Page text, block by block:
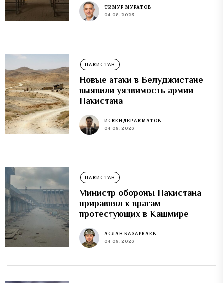
ТИМУР МУРАТОВ
04.08.2026
ПАКИСТАН
Новые атаки в Белуджистане
выявили уязвимость армии
Пакистана
ИСКЕНДЕР АКМАТОВ
04.08.2026
ПАКИСТАН
Министр обороны Пакистана
приравнял к врагам
протестующих в Кашмире
АСЛАН БАЗАРБАЕВ
04.08.2026